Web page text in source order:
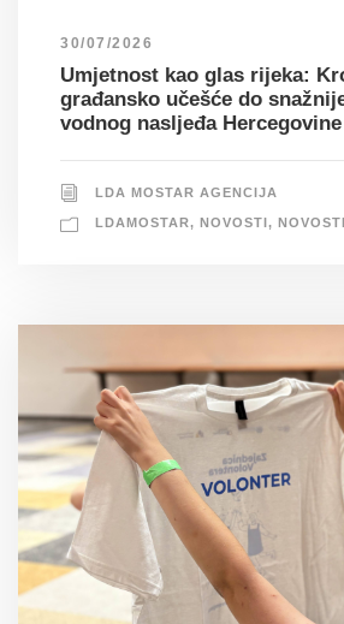
30/07/2026
Umjetnost kao glas rijeka:
građansko učešće do
vodnog nasljeđa Hercegovine
LDA MOSTAR AGENCIJA
LDAMOSTAR, NOVOSTI,